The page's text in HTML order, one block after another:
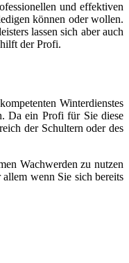
und effektiven
können oder wollen.
lassen sich aber auch
der Profi.
Winterdienstes
Da ein Profi für Sie diese
der Schultern oder des
Wachwerden zu nutzen
wenn Sie sich bereits